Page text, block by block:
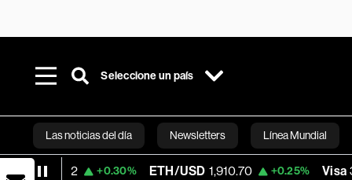
Seleccione un país
Las noticias del día Newsletters Línea Mundial
Bloomberg
ETH/USD 1,910.70 +0.25% Visa 370.47